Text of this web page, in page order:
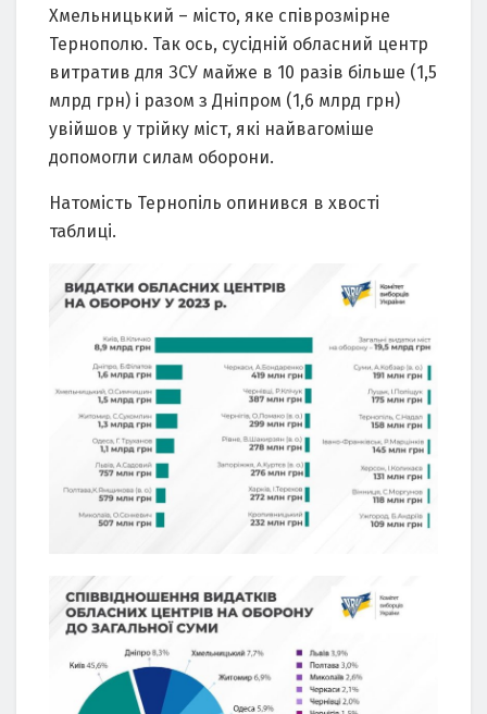
Хмельницький – місто, яке співрозмірне
Тернополю. Так ось, сусідній обласний центр
витратив для ЗСУ майже в 10 разів більше (1,5
млрд грн) і разом з Дніпром (1,6 млрд грн)
увійшов у трійку міст, які найвагоміше
допомогли силам оборони.
Натомість Тернопіль опинився в хвості
таблиці.